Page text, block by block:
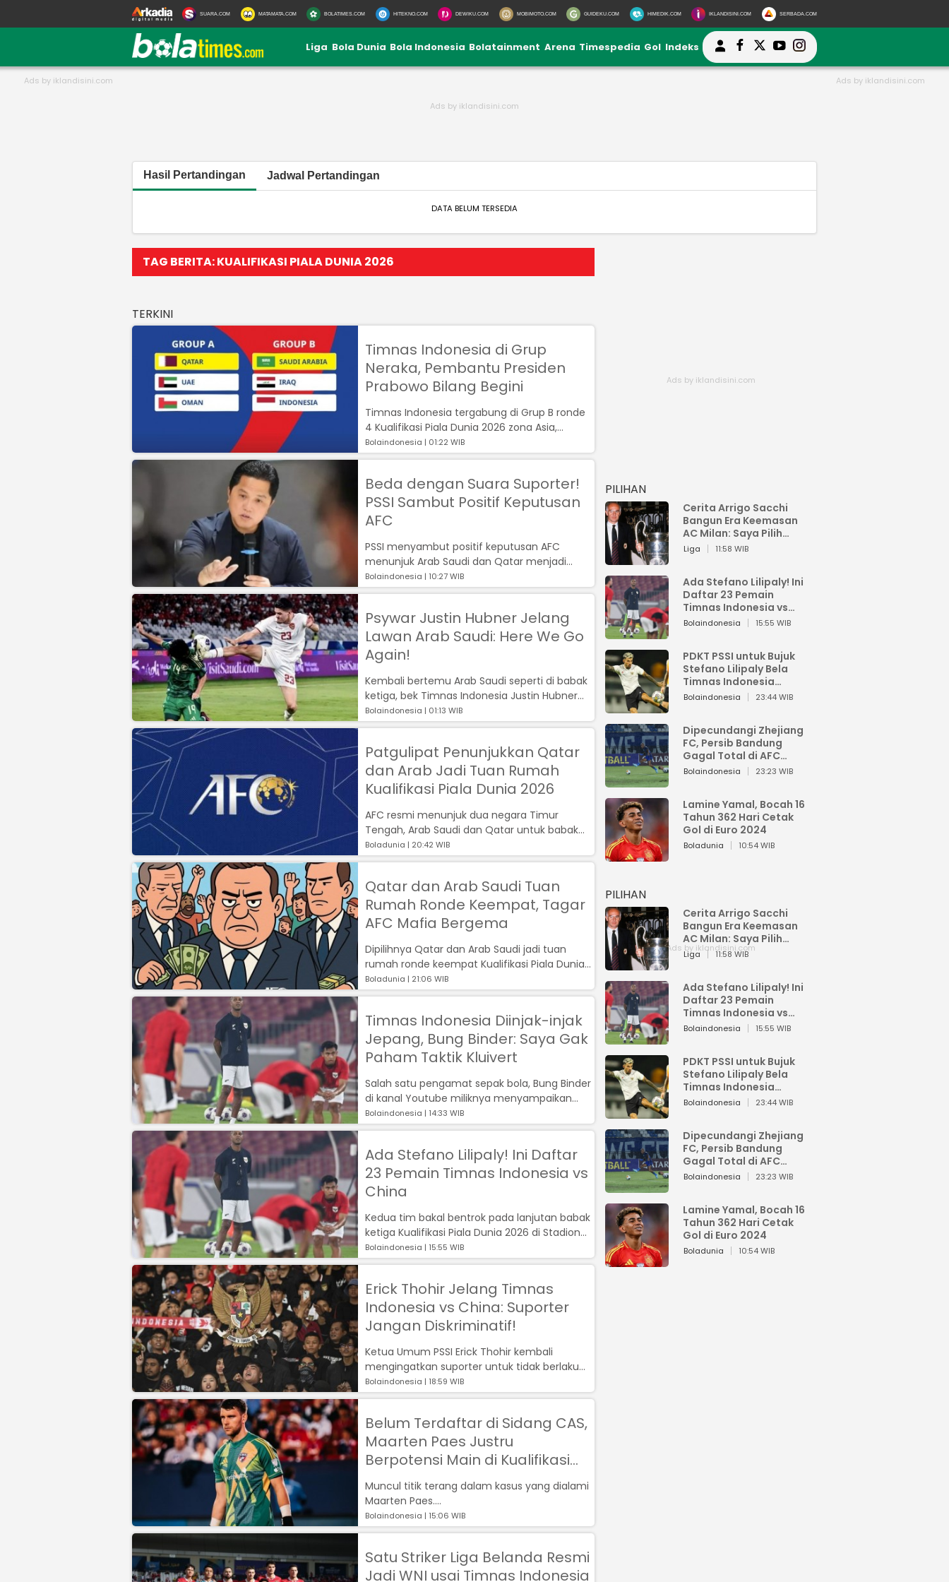
SUARA.COM MATAMATA.COM BOLATIMES.COM HITEKNO.COM DEWIKU.COM MOBIMOTO.COM GUIDEKU.COM HIMEDIK.COM IKLANDISINI.COM SERBADA.COM
Liga Bola Dunia Bola Indonesia Bolatainment Arena Timespedia Gol Indeks
Hasil Pertandingan Jadwal Pertandingan
DATA BELUM TERSEDIA
TAG BERITA: KUALIFIKASI PIALA DUNIA 2026
TERKINI
Timnas Indonesia di Grup
Neraka, Pembantu Presiden
Prabowo Bilang Begini
Timnas Indonesia tergabung di Grup B ronde
4 Kualifikasi Piala Dunia 2026 zona Asia,
bersama Arab Saudi dan Irak...
Bolaindonesia | 01:22 WIB
Beda dengan Suara Suporter!
PSSI Sambut Positif Keputusan
AFC
PSSI menyambut positif keputusan AFC
menunjuk Arab Saudi dan Qatar menjadi
tuan rumah ronde keempat Kualifikasi Piala
Du...
Bolaindonesia | 10:27 WIB
Psywar Justin Hubner Jelang
Lawan Arab Saudi: Here We Go
Again!
Kembali bertemu Arab Saudi seperti di babak
ketiga, bek Timnas Indonesia Justin Hubner
kirim psywar kepada pemain Arab S...
Bolaindonesia | 01:13 WIB
Patgulipat Penunjukkan Qatar
dan Arab Jadi Tuan Rumah
Kualifikasi Piala Dunia 2026
AFC resmi menunjuk dua negara Timur
Tengah, Arab Saudi dan Qatar untuk babak
keempat Kualifikasi Piala Dunia 2025 zona A...
Boladunia | 20:42 WIB
Qatar dan Arab Saudi Tuan
Rumah Ronde Keempat, Tagar
AFC Mafia Bergema
Dipilihnya Qatar dan Arab Saudi jadi tuan
rumah ronde keempat Kualifikasi Piala Dunia
2026 zona Asia disambut nyinyir pu...
Boladunia | 21:06 WIB
Timnas Indonesia Diinjak-injak
Jepang, Bung Binder: Saya Gak
Paham Taktik Kluivert
Salah satu pengamat sepak bola, Bung Binder
di kanal Youtube miliknya menyampaikan
ulasan tajam soal taktik Timnas Indon...
Bolaindonesia | 14:33 WIB
Ada Stefano Lilipaly! Ini Daftar
23 Pemain Timnas Indonesia vs
China
Kedua tim bakal bentrok pada lanjutan babak
ketiga Kualifikasi Piala Dunia 2026 di Stadion
Utama Gelora Bung Karno, Jaka...
Bolaindonesia | 15:55 WIB
Erick Thohir Jelang Timnas
Indonesia vs China: Suporter
Jangan Diskriminatif!
Ketua Umum PSSI Erick Thohir kembali
mengingatkan suporter untuk tidak berlaku
diskriminatif saat mendukung Timnas Indon...
Bolaindonesia | 18:59 WIB
Belum Terdaftar di Sidang CAS,
Maarten Paes Justru
Berpotensi Main di Kualifikasi
Piala Dunia 2026
Muncul titik terang dalam kasus yang dialami
Maarten Paes....
Bolaindonesia | 15:06 WIB
Satu Striker Liga Belanda Resmi
Jadi WNI usai Timnas Indonesia
PILIHAN
Cerita Arrigo Sacchi
Bangun Era Keemasan
AC Milan: Saya Pilih
Pemain dari Isi Otaknya
Liga 11:58 WIB
Ada Stefano Lilipaly! Ini
Daftar 23 Pemain
Timnas Indonesia vs
China
Bolaindonesia 15:55 WIB
PDKT PSSI untuk Bujuk
Stefano Lilipaly Bela
Timnas Indonesia
Berakhir Berantakan
Bolaindonesia 23:44 WIB
Dipecundangi Zhejiang
FC, Persib Bandung
Gagal Total di AFC
Champions League Two
Bolaindonesia 23:23 WIB
Lamine Yamal, Bocah 16
Tahun 362 Hari Cetak
Gol di Euro 2024
Boladunia 10:54 WIB
PILIHAN
Cerita Arrigo Sacchi
Bangun Era Keemasan
AC Milan: Saya Pilih
Pemain dari Isi Otaknya
Liga 11:58 WIB
Ada Stefano Lilipaly! Ini
Daftar 23 Pemain
Timnas Indonesia vs
China
Bolaindonesia 15:55 WIB
PDKT PSSI untuk Bujuk
Stefano Lilipaly Bela
Timnas Indonesia
Berakhir Berantakan
Bolaindonesia 23:44 WIB
Dipecundangi Zhejiang
FC, Persib Bandung
Gagal Total di AFC
Champions League Two
Bolaindonesia 23:23 WIB
Lamine Yamal, Bocah 16
Tahun 362 Hari Cetak
Gol di Euro 2024
Boladunia 10:54 WIB